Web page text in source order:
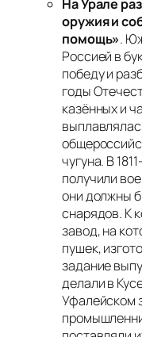
На Урале
оружия и
помощь».
Россией в
победу и
годы
казённых и
чугуна. В
получили
они должны
снарядов. К
завод, на
пушек,
задание
делали в
Уфалейском